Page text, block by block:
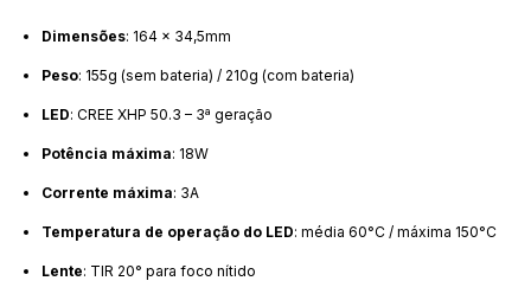
Dimensões: 164 x 34,5mm
Peso: 155g (sem bateria) / 210g (com bateria)
LED: CREE XHP 50.3 – 3ª geração
Potência máxima: 18W
Corrente máxima: 3A
Temperatura de operação do LED: média 60°C / máxima 150°C
Lente: TIR 20° para foco nítido